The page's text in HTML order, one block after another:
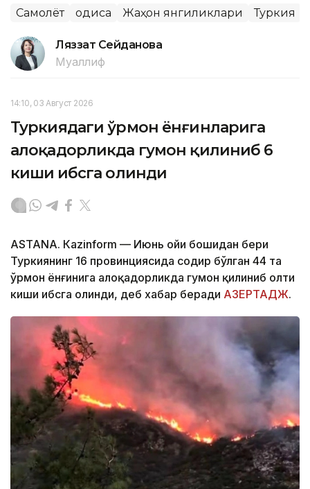
Самолёт Ҳодиса Жаҳон янгиликлари Туркия
Ляззат Сейданова
Муаллиф
14:10, 03 Август 2026
Туркиядаги ўрмон ёнғинларига
алоқадорликда гумон қилиниб 6
киши ҳибсга олинди
ASTANА. Кazinform — Июнь ойи бошидан бери
Туркиянинг 16 провинциясида содир бўлган 44 та
ўрмон ёнғинига алоқадорликда гумон қилиниб олти
киши ҳибсга олинди, деб хабар беради АЗЕРТАДЖ.